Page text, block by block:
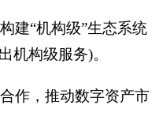
建“机构级”生态系统
机构级服务)。
作，推动数字资产市